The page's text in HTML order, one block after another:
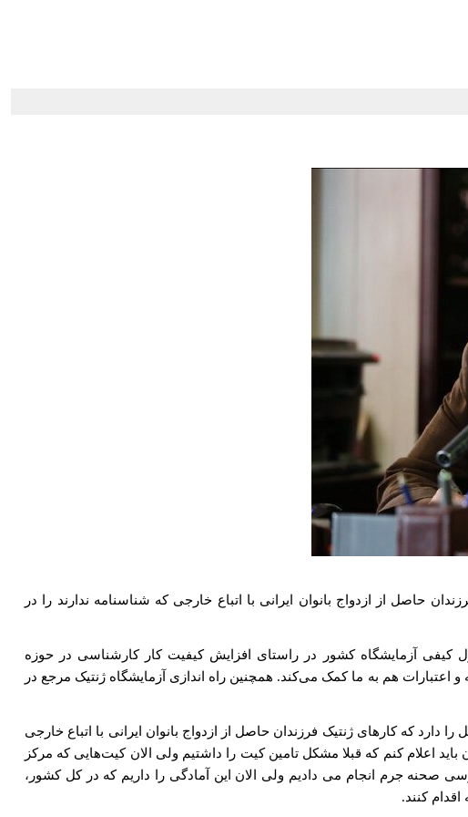
از ازدواج بانوان ایرانی با اتباع خارجی که شناسنامه ندارند را در
در دهه مبارک فجر امسال، راه اندازی کنترل کیفی آزمایشگاه کشور در راستای افزایش کیفیت کار کارشناسی در حوزه
اعتبارات هم به ما کمک می‌کند. همچنین راه اندازی آزمایشگاه ژنتیک مرجع در
که کارهای ژنتیک فرزندان حاصل از ازدواج بانوان ایرانی با اتباع خارجی
این کار را انجام دادیم و حدود ۳ هزار نفر مراجعه کردند ولی اکنون باید اعلام کنم که قبلا مشکل تامین کیت را داشتیم ولی الان کیت‌هایی که مرکز
جرم انجام می دادیم ولی الان این آمادگی را داریم که در کل کشور،
کنند.